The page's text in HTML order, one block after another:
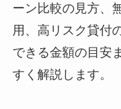
ーン比較の見方、
用、高リスク貸付
できる金額の目安
すく解説します。